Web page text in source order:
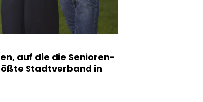
auf die die Senioren-
Stadtverband in